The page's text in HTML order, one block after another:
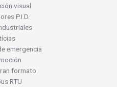
visual
P.I.D.
emergencia
formato
RTU